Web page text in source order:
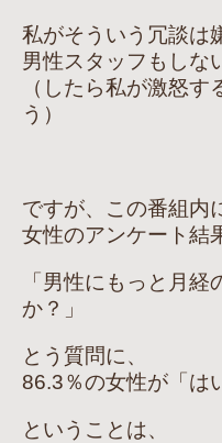
私がそういう冗談は
男性スタッフもしな
（したら私が激怒す
う）
ですが、この番組内
女性のアンケート結
「男性にもっと月
か？」
とう質問に、
86.3％の女性が「は
ということは、